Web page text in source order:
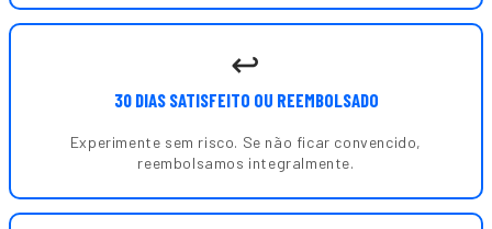
↩️
30 DIAS SATISFEITO OU REEMBOLSADO
Experimente sem risco. Se não ficar convencido,
reembolsamos integralmente.